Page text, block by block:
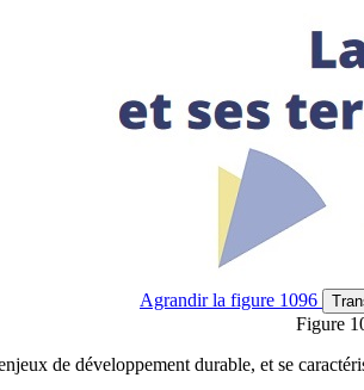
Agrandirla figure 1096
Figure
de développement durable, et se